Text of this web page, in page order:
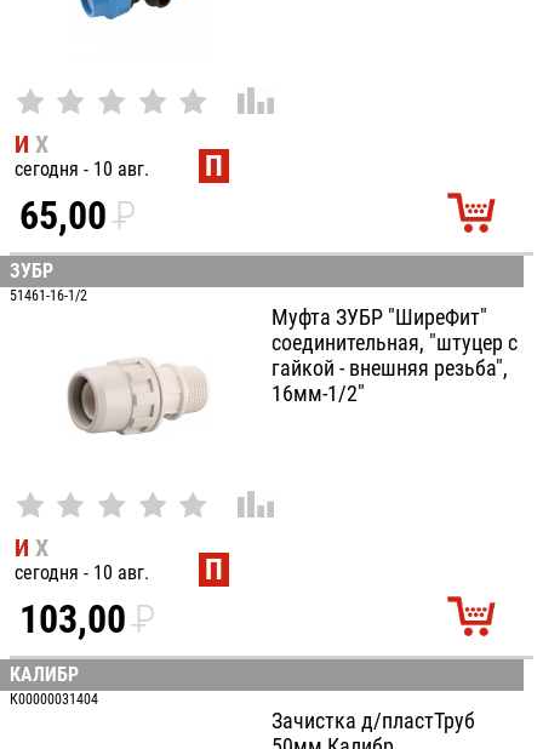
И Х
сегодня - 10 авг. П
65,00P
УБ.
ЗУБР
51461-16-1/2
Муфта ЗУБР "ШиреФит"
соединительная, "штуцер с
гайкой - внешняя резьба",
16мм-1/2"
И Х
сегодня - 10 авг. П
103,00P
УБ.
КАЛИБР
К00000031404
Зачистка д/пластТруб